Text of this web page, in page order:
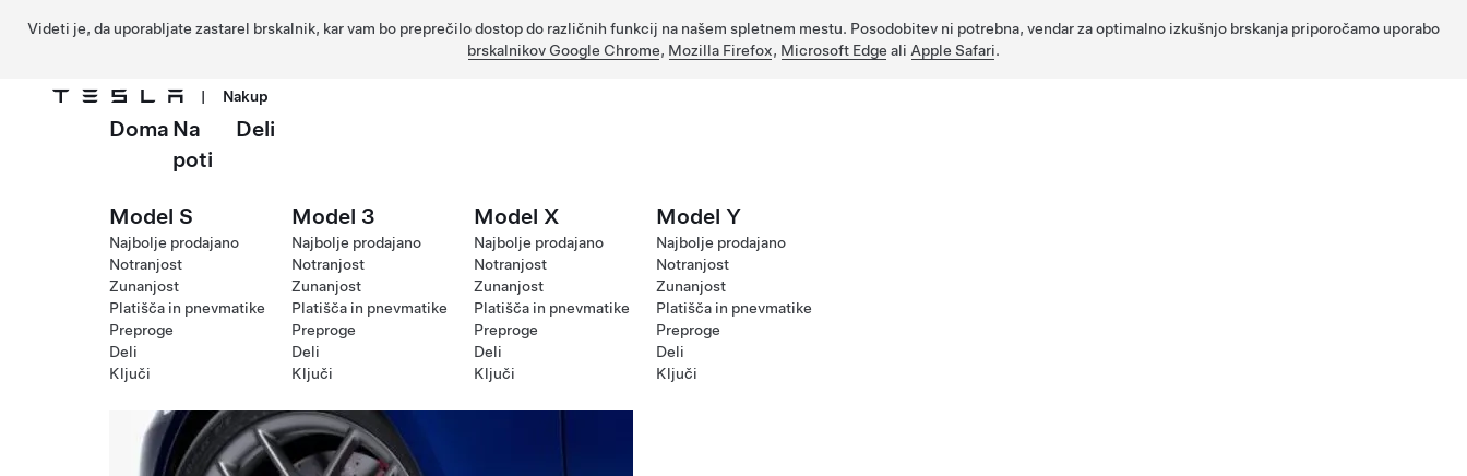
Videti je, da uporabljate zastarel brskalnik, kar vam bo preprečilo dostop do različnih funkcij na našem spletnem mestu. Posodobitev ni potrebna, vendar za optimalno izkušnjo brskanja priporočamo uporabo
brskalnikov Google Chrome, Mozilla Firefox, Microsoft Edge ali Apple Safari.
Preskočite na glavno vsebino
| Nakup
Doma Na
poti
Deli
Model S
Najbolje prodajano
Notranjost
Zunanjost
Platišča in pnevmatike
Preproge
Deli
Ključi
Model 3
Najbolje prodajano
Notranjost
Zunanjost
Platišča in pnevmatike
Preproge
Deli
Ključi
Model X
Najbolje prodajano
Notranjost
Zunanjost
Platišča in pnevmatike
Preproge
Deli
Ključi
Model Y
Najbolje prodajano
Notranjost
Zunanjost
Platišča in pnevmatike
Preproge
Deli
Ključi